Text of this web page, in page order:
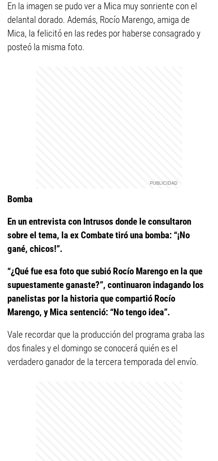
En la imagen se pudo ver a Mica muy sonriente con el
delantal dorado. Además, Rocío Marengo, amiga de
Mica, la felicitó en las redes por haberse consagrado y
posteó la misma foto.
Bomba
En un entrevista con Intrusos donde le consultaron
sobre el tema, la ex Combate tiró una bomba: “¡No
gané, chicos!”.
“¿Qué fue esa foto que subió Rocío Marengo en la que
supuestamente ganaste?”, continuaron indagando los
panelistas por la historia que compartió Rocío
Marengo, y Mica sentenció: “No tengo idea”.
Vale recordar que la producción del programa graba las
dos finales y el domingo se conocerá quién es el
verdadero ganador de la tercera temporada del envío.